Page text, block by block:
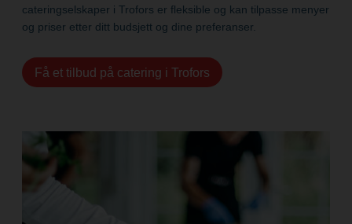
cateringselskaper i Trofors er fleksible og kan tilpasse menyer
og priser etter ditt budsjett og dine preferanser.
Få et tilbud på catering i Trofors